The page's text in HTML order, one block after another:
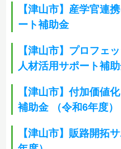
【津山市】産学官連
ート補助金
【津山市】プロフェ
人材活用サポート補
【津山市】付加価値
補助金 （令和6年度）
【津山市】販路開拓